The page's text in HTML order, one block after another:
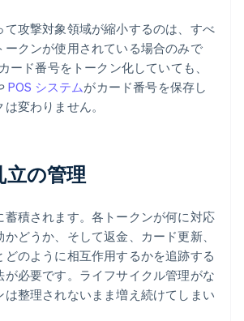
て攻撃対象領域が縮小するのは、すべ
ークンが使用されている場合のみで
ード番号をトークン化していても、
POS システムがカード番号を保存し
変わりません。
立の管理
蓄積されます。各トークンが何に対応
どうか、そして返金、カード更新、
どのように相互作用するかを追跡する
が必要です。ライフサイクル管理がな
は整理されないまま増え続けてしまい